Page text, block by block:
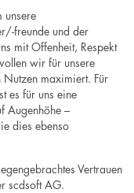
unsere
freunde und der
mit Offenheit, Respekt
wir für unsere
maximiert. Für
es für uns eine
Augenhöhe –
dies ebenso
Vertrauen
scdsoft AG.